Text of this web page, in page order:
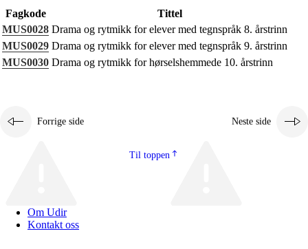
Fagets relevans og sentrale verdier
Kjerneelementer
Tverrfaglige temaer
Fagkode
Tittel
MUS0028 Drama og rytmikk for elever med tegnspråk 8. årstrinn
MUS0029 Drama og rytmikk for elever med tegnspråk 9. årstrinn
MUS0030 Drama og rytmikk for hørselshemmede 10. årstrinn
Forrige side Neste side
Til toppen
Om Udir
Kontakt oss